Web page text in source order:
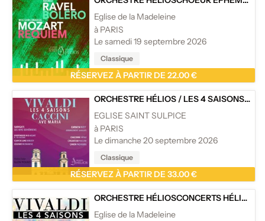
Eglise de la Madeleine
à PARIS
Le samedi 19 septembre 2026
Classique
RÉSERVEZ À PARTIR DE 22.00 €
ORCHESTRE HÉLIOS /LES 4 SAISONS DE VIVALDI EXTRAITS, AVE MARIA ET CÉLÈBRES CONCERTOS - EGLISE SAINT SULPICE, PARIS
EGLISE SAINT SULPICE
à PARIS
Le dimanche 20 septembre 2026
Classique
RÉSERVEZ À PARTIR DE 33.00 €
ORCHESTRE HÉLIOSCONCERTS HÉLIOS
Eglise de la Madeleine